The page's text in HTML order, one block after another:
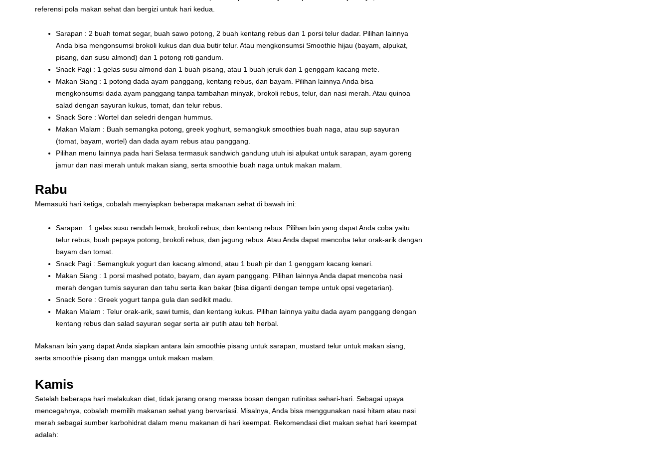
referensi pola makan sehat dan bergizi untuk hari kedua.
Sarapan : 2 buah tomat segar, buah sawo potong, 2 buah kentang rebus dan 1 porsi telur dadar. Pilihan lainnya
Anda bisa mengonsumsi brokoli kukus dan dua butir telur. Atau mengkonsumsi Smoothie hijau (bayam, alpukat,
pisang, dan susu almond) dan 1 potong roti gandum.
Snack Pagi : 1 gelas susu almond dan 1 buah pisang, atau 1 buah jeruk dan 1 genggam kacang mete.
Makan Siang : 1 potong dada ayam panggang, kentang rebus, dan bayam. Pilihan lainnya Anda bisa
mengkonsumsi dada ayam panggang tanpa tambahan minyak, brokoli rebus, telur, dan nasi merah. Atau quinoa
salad dengan sayuran kukus, tomat, dan telur rebus.
Snack Sore : Wortel dan seledri dengan hummus.
Makan Malam : Buah semangka potong, greek yoghurt, semangkuk smoothies buah naga, atau sup sayuran
(tomat, bayam, wortel) dan dada ayam rebus atau panggang.
Pilihan menu lainnya pada hari Selasa termasuk sandwich gandung utuh isi alpukat untuk sarapan, ayam goreng
jamur dan nasi merah untuk makan siang, serta smoothie buah naga untuk makan malam.
Rabu
Memasuki hari ketiga, cobalah menyiapkan beberapa makanan sehat di bawah ini:
Sarapan : 1 gelas susu rendah lemak, brokoli rebus, dan kentang rebus. Pilihan lain yang dapat Anda coba yaitu
telur rebus, buah pepaya potong, brokoli rebus, dan jagung rebus. Atau Anda dapat mencoba telur orak-arik dengan
bayam dan tomat.
Snack Pagi : Semangkuk yogurt dan kacang almond, atau 1 buah pir dan 1 genggam kacang kenari.
Makan Siang : 1 porsi mashed potato, bayam, dan ayam panggang. Pilihan lainnya Anda dapat mencoba nasi
merah dengan tumis sayuran dan tahu serta ikan bakar (bisa diganti dengan tempe untuk opsi vegetarian).
Snack Sore : Greek yogurt tanpa gula dan sedikit madu.
Makan Malam : Telur orak-arik, sawi tumis, dan kentang kukus. Pilihan lainnya yaitu dada ayam panggang dengan
kentang rebus dan salad sayuran segar serta air putih atau teh herbal.
Makanan lain yang dapat Anda siapkan antara lain smoothie pisang untuk sarapan, mustard telur untuk makan siang,
serta smoothie pisang dan mangga untuk makan malam.
Kamis
Setelah beberapa hari melakukan diet, tidak jarang orang merasa bosan dengan rutinitas sehari-hari. Sebagai upaya
mencegahnya, cobalah memilih makanan sehat yang bervariasi. Misalnya, Anda bisa menggunakan nasi hitam atau nasi
merah sebagai sumber karbohidrat dalam menu makanan di hari keempat. Rekomendasi diet makan sehat hari keempat
adalah: